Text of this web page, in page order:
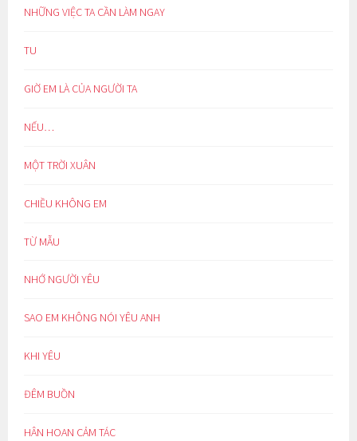
NHỮNG VIỆC TA CẦN LÀM NGAY
TU
GIỜ EM LÀ CỦA NGƯỜI TA
NẾU…
MỘT TRỜI XUÂN
CHIỀU KHÔNG EM
TỪ MẪU
NHỚ NGƯỜI YÊU
SAO EM KHÔNG NÓI YÊU ANH
KHI YÊU
ĐÊM BUỒN
HÂN HOAN CẢM TÁC